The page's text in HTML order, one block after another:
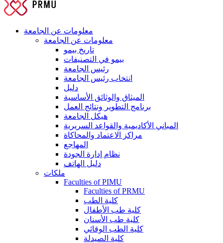
معلومات عن الجامعة
معلومات عن الجامعة
تاريخ بيمو
بيمو في التصنيفات
رئيس الجامعة
انتخاب رئيس الجامعة
دليل
الميثاق والوثائق الأساسية
برنامج التطوير ونتائج العمل
هيكل الجامعة
المباني الأكاديمية والقواعد السريرية
مراكز الاعتماد والمحاكاة
المهاجع
نظام إدارة الجودة
دليل الهاتف
ملكات
Faculties of PIMU
Faculties of PRMU
كلية الطب
كلية طب الأطفال
كلية طب الأسنان
كلية الطب الوقائي
كلية الصيدلة